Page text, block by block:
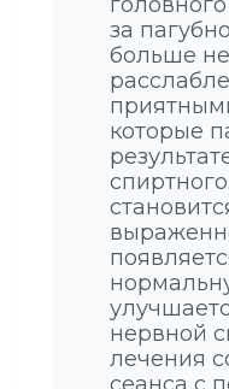
за
больше
которые
нервной
лечения